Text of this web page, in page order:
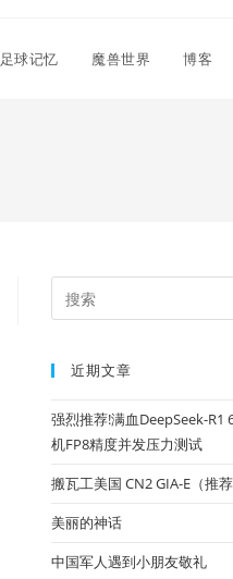
足球记忆 魔兽世界 博客
近期文章
强烈推荐!满血DeepSeek-R1
机FP8精度并发压力测试
搬瓦工美国 CN2 GIA-E（推荐
美丽的神话
中国军人遇到小朋友敬礼